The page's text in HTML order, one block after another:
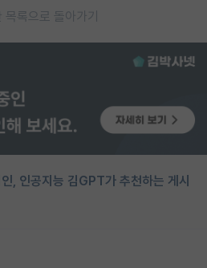
목록으로 돌아가기
, 인공지능 김GPT가 추천하는 게시